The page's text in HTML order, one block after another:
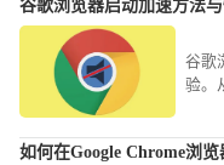
谷歌浏览器启动加速方法
谷歌
验。
一次
如何在Google Chrome浏